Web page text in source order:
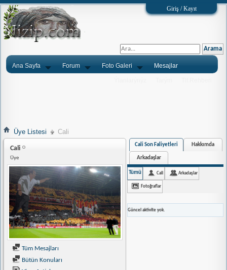
Giriş / Kayıt
Ana Sayfa Forum Foto Galeri Mesajlar
Üye Listesi Cali
Cali
Üye
Tüm Mesajları
Bütün Konuları
Cali Son Faliyetleri Hakkımda
Arkadaşlar
Tümü Cali Arkadaşlar
Fotoğraflar
Güncel aktivite yok.